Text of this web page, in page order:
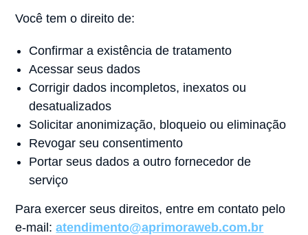
Você tem o direito de:
Confirmar a existência de tratamento
Acessar seus dados
Corrigir dados incompletos, inexatos ou
desatualizados
Solicitar anonimização, bloqueio ou eliminação
Revogar seu consentimento
Portar seus dados a outro fornecedor de
serviço
Para exercer seus direitos, entre em contato pelo
e-mail:atendimento@aprimoraweb.com.br